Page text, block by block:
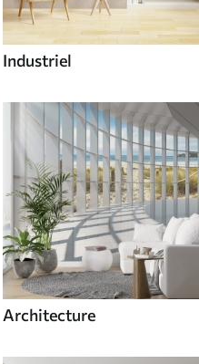
Industriel
Architecture